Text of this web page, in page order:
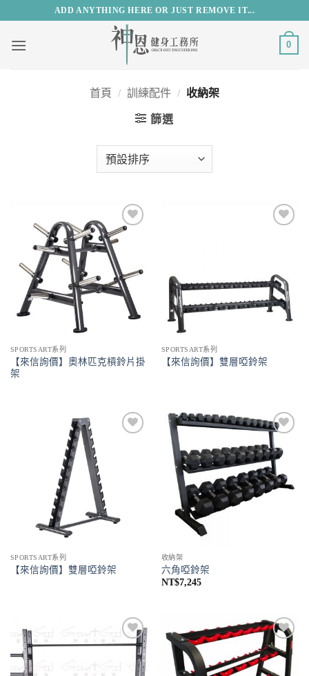
content
ADD ANYTHING HERE OR JUST REMOVE IT...
0
首頁 / 訓練配件 / 收納架
篩選
Add to
Wishlist
SPORTSART系列
【來信詢價】奧林匹克槓鈴片掛
架
SPORTSART系列
【來信詢價】雙層啞鈴架
SPORTSART系列
【來信詢價】雙層啞鈴架
Add to
Wishlist
收納架
六角啞鈴架
NT$7,245
Add to
Wishlist
Add to
Wishlist